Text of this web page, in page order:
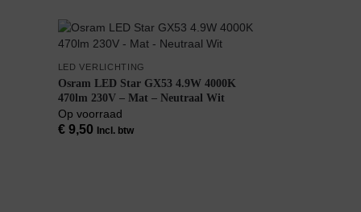
LED VERLICHTING
Osram LED Star GX53 4.9W 4000K
470lm 230V – Mat – Neutraal Wit
Op voorraad
€9,50 Incl. btw